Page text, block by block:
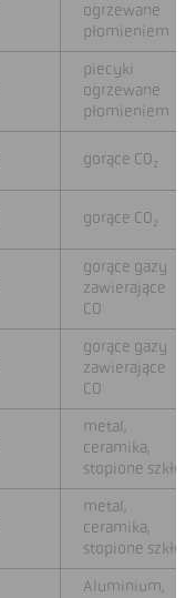
ogrzewane
płomieniem
piecyki
ogrzewane
płomieniem
gorące CO₂
gorące CO₂
gorące gazy
zawierające
CO
gorące gazy
zawierające
CO
metal,
ceramika,
stopione szkło
metal,
ceramika,
stopione szkło
Aluminium,